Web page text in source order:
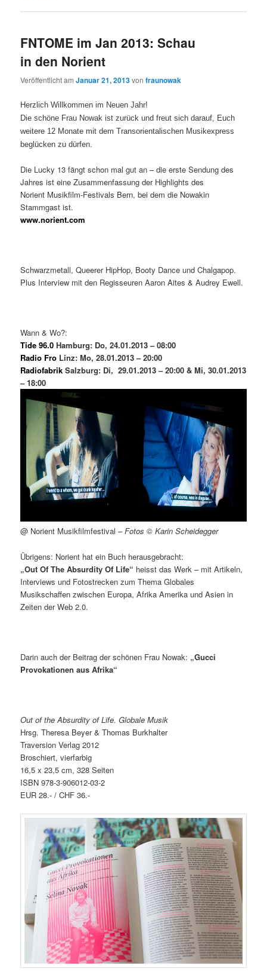
FNTOME im Jan 2013: Schau
in den Norient
Veröffentlicht amJanuar 21, 2013vonfraunowak
Herzlich Willkommen im Neuen Jahr!
Die schöne Frau Nowak ist zurück und freut sich darauf, Euch
weitere 12 Monate mit dem Transorientalischen Musikexpress
beglücken zu dürfen.
Die Lucky 13 fängt schon mal gut an – die erste Sendung des
Jahres ist eine Zusammenfassung der Highlights des
Norient Musikfilm-Festivals Bern, bei dem die Nowakin
Stammgast ist.
www.norient.com
Schwarzmetall, Queerer HipHop, Booty Dance und Chalgapop.
Plus Interview mit den Regisseuren Aaron Aites & Audrey Ewell.
Wann & Wo?:
Tide 96.0 Hamburg: Do, 24.01.2013 – 08:00
Radio Fro Linz: Mo, 28.01.2013 – 20:00
Radiofabrik Salzburg: Di, 29.01.2013 – 20:00 &Mi, 30.01.2013
– 18:00
@ Norient Musikfilmfestival –Fotos © Karin Scheidegger
Übrigens: Norient hat ein Buch herausgebracht:
„Out Of The Absurdity Of Life“ heisst das Werk – mit Artikeln,
Interviews und Fotostrecken zum Thema Globales
Musikschaffen zwischen Europa, Afrika Amerika und Asien in
Zeiten der Web 2.0.
Darin auch der Beitrag der schönen Frau Nowak: „Gucci
Provokationen aus Afrika“
Out of the Absurdity of Life. Globale Musik
Hrsg. Theresa Beyer & Thomas Burkhalter
Traversion Verlag 2012
Broschiert, vierfarbig
16,5 x 23,5 cm, 328 Seiten
ISBN 978-3-906012-03-2
EUR 28.- / CHF 36.-